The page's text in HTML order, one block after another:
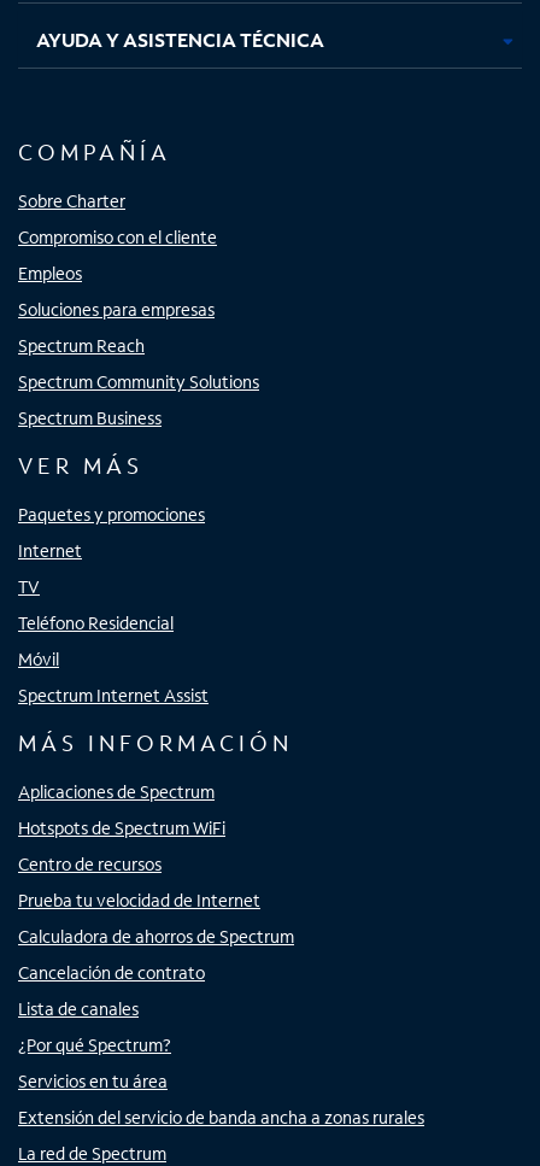
AYUDA Y ASISTENCIA TÉCNICA
COMPAÑÍA
Sobre Charter
Compromiso con el cliente
Empleos
Soluciones para empresas
Spectrum Reach
Spectrum Community Solutions
Spectrum Business
VER MÁS
Paquetes y promociones
Internet
TV
Teléfono Residencial
Móvil
Spectrum Internet Assist
MÁS INFORMACIÓN
Aplicaciones de Spectrum
Hotspots de Spectrum WiFi
Centro de recursos
Prueba tu velocidad de Internet
Calculadora de ahorros de Spectrum
Cancelación de contrato
Lista de canales
¿Por qué Spectrum?
Servicios en tu área
Extensión del servicio de banda ancha a zonas rurales
La red de Spectrum